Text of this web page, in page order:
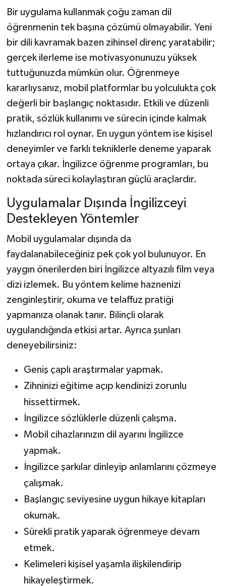
Bir uygulama kullanmak çoğu zaman dil
öğrenmenin tek başına çözümü olmayabilir. Yeni
bir dili kavramak bazen zihinsel direnç yaratabilir;
gerçek ilerleme ise motivasyonunuzu yüksek
tuttuğunuzda mümkün olur. Öğrenmeye
kararlıysanız, mobil platformlar bu yolculukta çok
değerli bir başlangıç noktasıdır. Etkili ve düzenli
pratik, sözlük kullanımı ve sürecin içinde kalmak
hızlandırıcı rol oynar. En uygun yöntem ise kişisel
deneyimler ve farklı tekniklerle deneme yaparak
ortaya çıkar. İngilizce öğrenme programları, bu
noktada süreci kolaylaştıran güçlü araçlardır.
Uygulamalar Dışında İngilizceyi
Destekleyen Yöntemler
Mobil uygulamalar dışında da
faydalanabileceğiniz pek çok yol bulunuyor. En
yaygın önerilerden biri İngilizce altyazılı film veya
dizi izlemek. Bu yöntem kelime haznenizi
zenginleştirir, okuma ve telaffuz pratiği
yapmanıza olanak tanır. Bilinçli olarak
uygulandığında etkisi artar. Ayrıca şunları
deneyebilirsiniz:
Geniş çaplı araştırmalar yapmak.
Zihninizi eğitime açıp kendinizi zorunlu
hissettirmek.
İngilizce sözlüklerle düzenli çalışma.
Mobil cihazlarınızın dil ayarını İngilizce
yapmak.
İngilizce şarkılar dinleyip anlamlarını çözmeye
çalışmak.
Başlangıç seviyesine uygun hikaye kitapları
okumak.
Sürekli pratik yaparak öğrenmeye devam
etmek.
Kelimeleri kişisel yaşamla ilişkilendirip
hikayeleştirmek.